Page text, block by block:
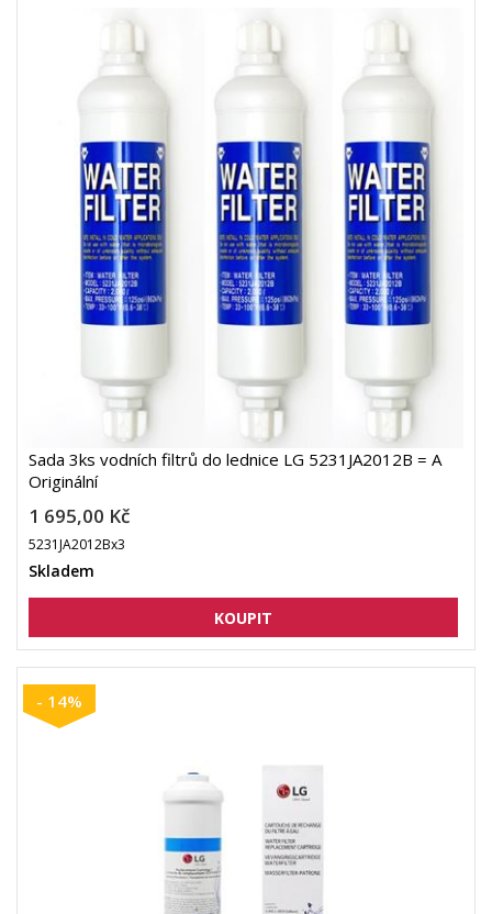
Sada 3ks vodních filtrů do lednice LG 5231JA2012B = A
Originální
1 695,00 Kč
5231JA2012Bx3
Skladem
- 14%